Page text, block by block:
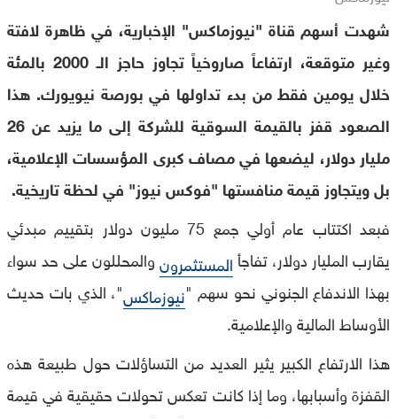
شهدت أسهم قناة "نيوزماكس" الإخبارية، في ظاهرة لافتة
وغير متوقعة، ارتفاعاً صاروخياً تجاوز حاجز الـ 2000 بالمئة
خلال يومين فقط من بدء تداولها في بورصة نيويورك. هذا
الصعود قفز بالقيمة السوقية للشركة إلى ما يزيد عن 26
مليار دولار، ليضعها في مصاف كبرى المؤسسات الإعلامية،
بل ويتجاوز قيمة منافستها "فوكس نيوز" في لحظة تاريخية.
فبعد اكتتاب عام أولي جمع 75 مليون دولار بتقييم مبدئي
يقارب المليار دولار، تفاجأالمستثمرونوالمحللون على حد سواء
بهذا الاندفاع الجنوني نحو سهم "نيوزماكس"، الذي بات حديث
الأوساط المالية والإعلامية.
هذا الارتفاع الكبير يثير العديد من التساؤلات حول طبيعة هذه
القفزة وأسبابها، وما إذا كانت تعكس تحولات حقيقية في قيمة